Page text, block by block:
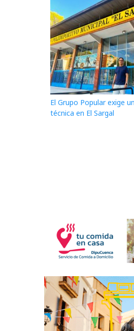
El Grupo Popular exige
técnica en El Sargal